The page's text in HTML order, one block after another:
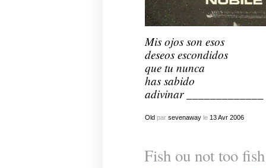
Mis ojos son esos
deseos escondidos
que tu nunca
has sabido
adivinar _____________
Old par sevenawayle 13 Avr 2006
Fish ou not too